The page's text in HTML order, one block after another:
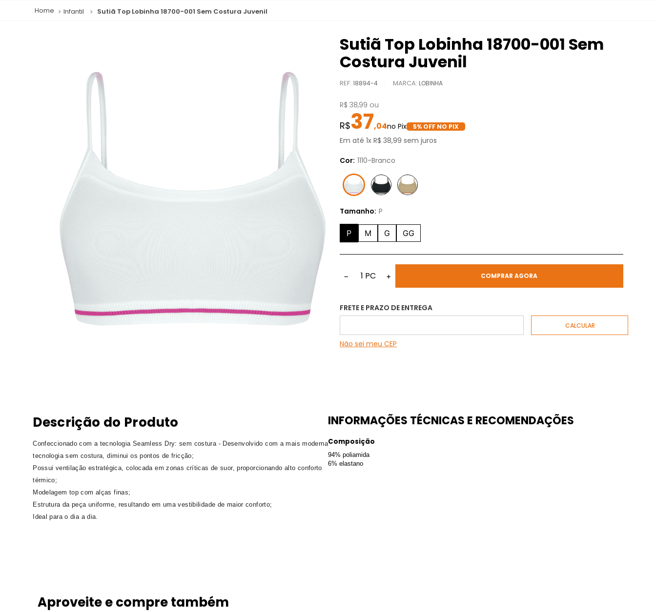
Infantil Sutiã Top Lobinha 18700-001 Sem Costura Juvenil
Sutiã Top Lobinha 18700-001 Sem
Costura Juvenil
REF: 18894-4 LOBINHA
R$ 38,99 ou
37,04 5% OFF NO PIX
Em até 1x R$ 38,99 sem juros
Cor: 1110-Branco
Tamanho: P
P M G GG
− 1 PC + COMPRAR AGORA
FRETE E PRAZO DE ENTREGA
Não sei meu CEP
Descrição do Produto
Confeccionado com a tecnologia Seamless Dry: sem costura - Desenvolvido com a mais moderna
tecnologia sem costura, diminui os pontos de fricção;
Possui ventilação estratégica, colocada em zonas críticas de suor, proporcionando alto conforto
térmico;
Modelagem top com alças finas;
Estrutura da peça uniforme, resultando em uma vestibilidade de maior conforto;
Ideal para o dia a dia.
INFORMAÇÕES TÉCNICAS E RECOMENDAÇÕES
Composição
94% poliamida
6% elastano
Aproveite e compre também